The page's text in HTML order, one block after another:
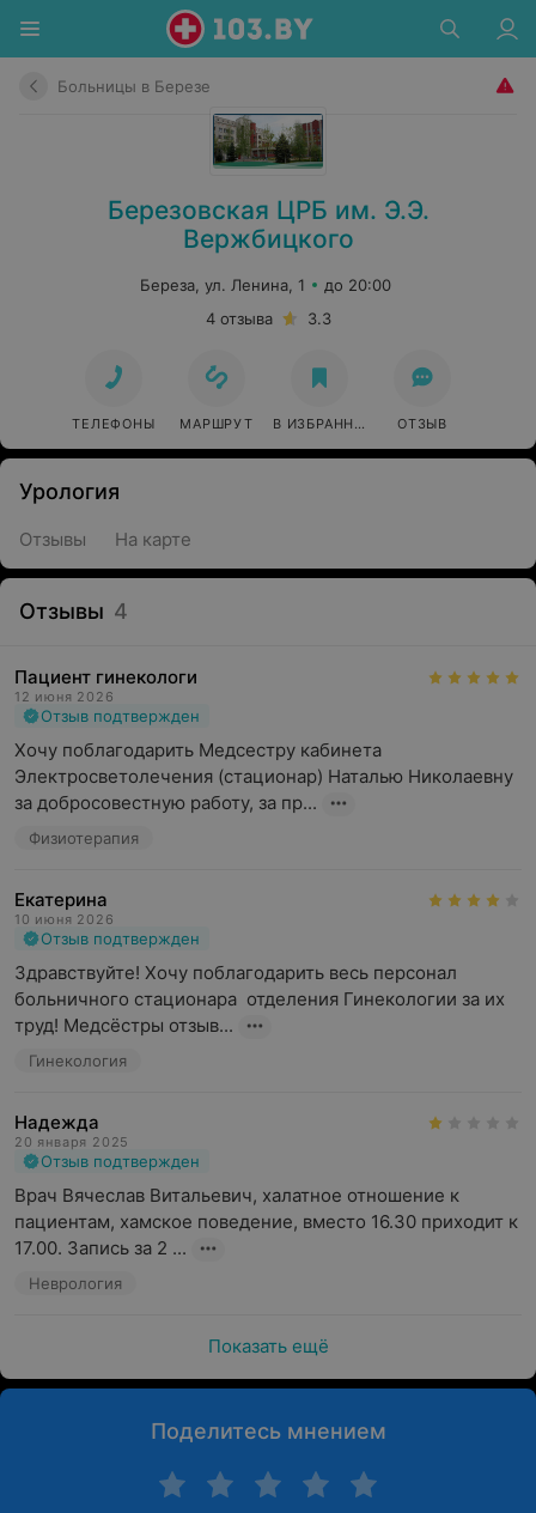
Больницы в Березе
Березовская ЦРБ им. Э.Э.
Вержбицкого
Береза, ул. Ленина, 1
до 20:00
4 отзыва
3.3
ТЕЛЕФОНЫ МАРШРУТ В ИЗБРАННОЕ ОТЗЫВ
Урология
Отзывы На карте
Отзывы 4
Пациент гинекологи
12 июня 2026
Отзыв подтвержден
Хочу поблагодарить Медсестру кабинета
Электросветолечения (стационар) Наталью Николаевну
за добросовестную работу, за пр...
Физиотерапия
Екатерина
10 июня 2026
Отзыв подтвержден
Здравствуйте! Хочу поблагодарить весь персонал
больничного стационара  отделения Гинекологии за их
труд! Медсёстры отзыв...
Гинекология
Надежда
20 января 2025
Отзыв подтвержден
Врач Вячеслав Витальевич, халатное отношение к
пациентам, хамское поведение, вместо 16.30 приходит к
17.00. Запись за 2 ...
Неврология
Показать ещё
Поделитесь мнением